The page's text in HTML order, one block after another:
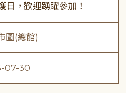
日，歡迎踴躍參加！
圖(總館)
07-30